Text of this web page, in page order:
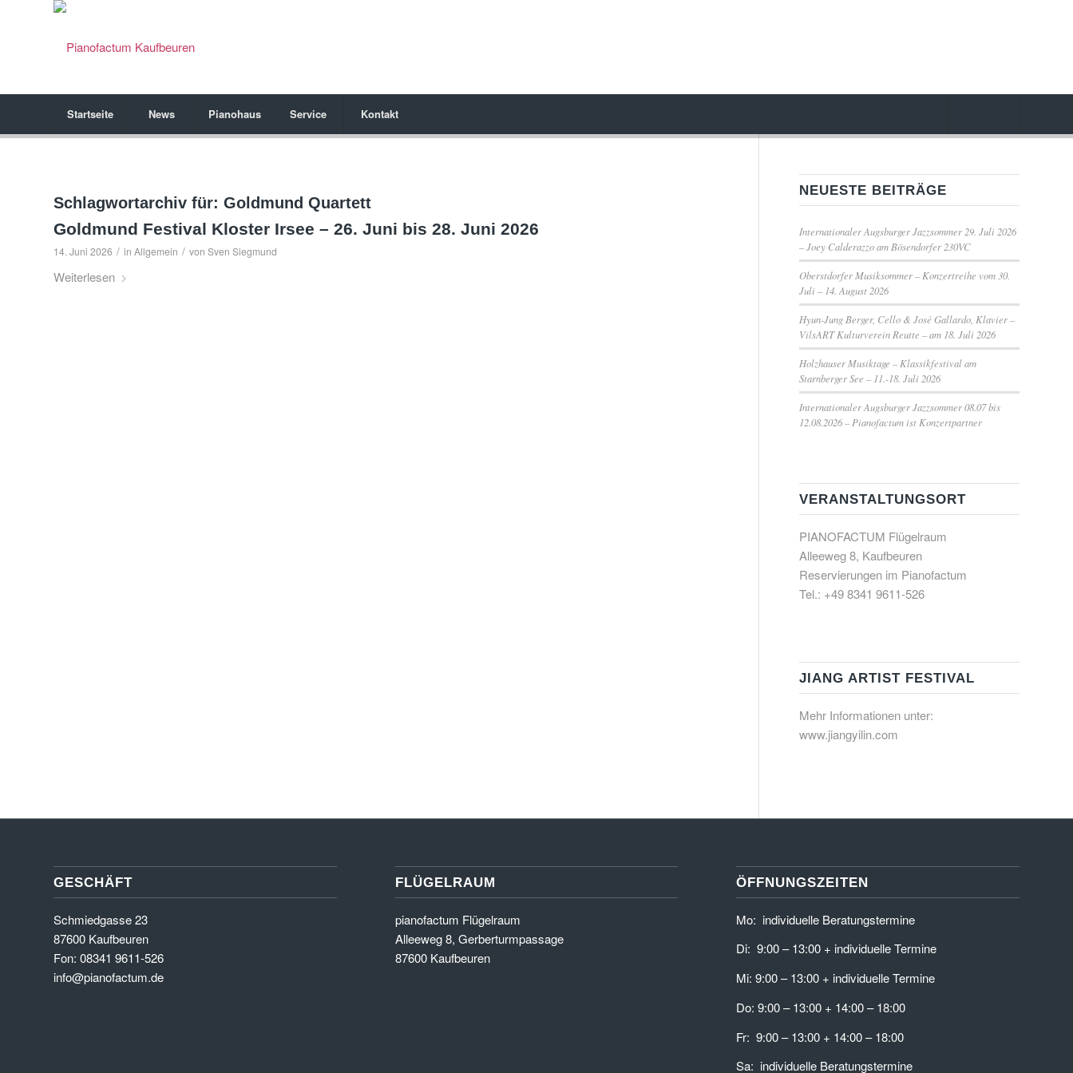
Startseite News Pianohaus Service Kontakt
Schlagwortarchiv für: Goldmund Quartett
Goldmund Festival Kloster Irsee – 26. Juni bis 28. Juni 2026
14. Juni 2026 / in Allgemein / von Sven Siegmund
Weiterlesen
NEUESTE BEITRÄGE
Internationaler Augsburger Jazzsommer 29. Juli 2026
– Joey Calderazzo am Bösendorfer 230VC
Oberstdorfer Musiksommer – Konzertreihe vom 30.
Juli – 14. August 2026
Hyun-Jung Berger, Cello & José Gallardo, Klavier –
VilsART Kulturverein Reutte – am 18. Juli 2026
Holzhauser Musiktage – Klassikfestival am
Starnberger See – 11.-18. Juli 2026
Internationaler Augsburger Jazzsommer 08.07 bis
12.08.2026 – Pianofactum ist Konzertpartner
VERANSTALTUNGSORT
PIANOFACTUM Flügelraum
Alleeweg 8, Kaufbeuren
Reservierungen im Pianofactum
Tel.: +49 8341 9611-526
JIANG ARTIST FESTIVAL
Mehr Informationen unter:
www.jiangyilin.com
GESCHÄFT
Schmiedgasse 23
87600 Kaufbeuren
Fon: 08341 9611-526
info@pianofactum.de
FLÜGELRAUM
pianofactum Flügelraum
Alleeweg 8, Gerberturmpassage
87600 Kaufbeuren
ÖFFNUNGSZEITEN
Mo: individuelle Beratungstermine
Di: 9:00 – 13:00 + individuelle Termine
Mi: 9:00 – 13:00 + individuelle Termine
Do: 9:00 – 13:00 + 14:00 – 18:00
Fr: 9:00 – 13:00 + 14:00 – 18:00
Sa: individuelle Beratungstermine